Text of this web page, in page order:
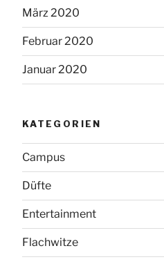
März 2020
Februar 2020
Januar 2020
KATEGORIEN
Campus
Düfte
Entertainment
Flachwitze